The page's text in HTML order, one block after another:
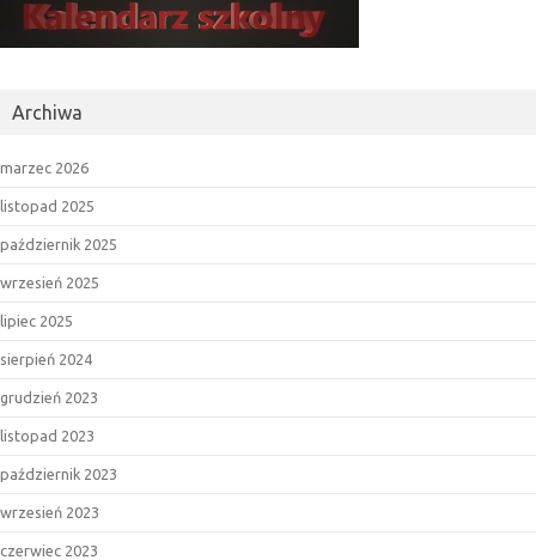
Archiwa
marzec 2026
listopad 2025
październik 2025
wrzesień 2025
lipiec 2025
sierpień 2024
grudzień 2023
listopad 2023
październik 2023
wrzesień 2023
czerwiec 2023